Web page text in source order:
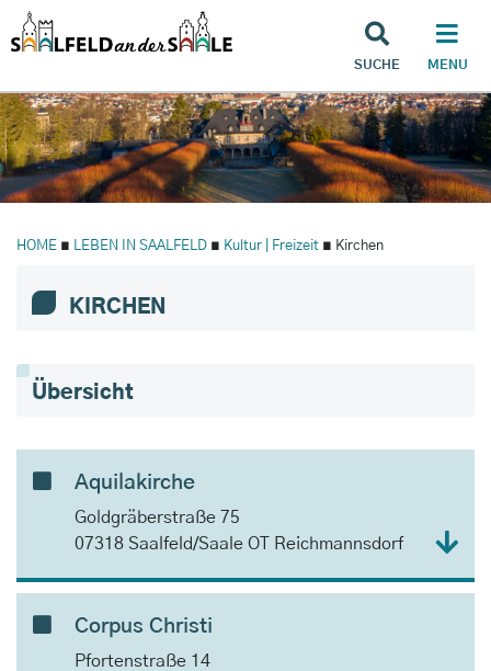
SUCHE MENU
HOME ∎ LEBEN IN SAALFELD ∎ Kultur | Freizeit ∎ Kirchen
KIRCHEN
Übersicht
Aquilakirche
Goldgräberstraße 75
07318 Saalfeld/Saale OT Reichmannsdorf
Corpus Christi
Pfortenstraße 14